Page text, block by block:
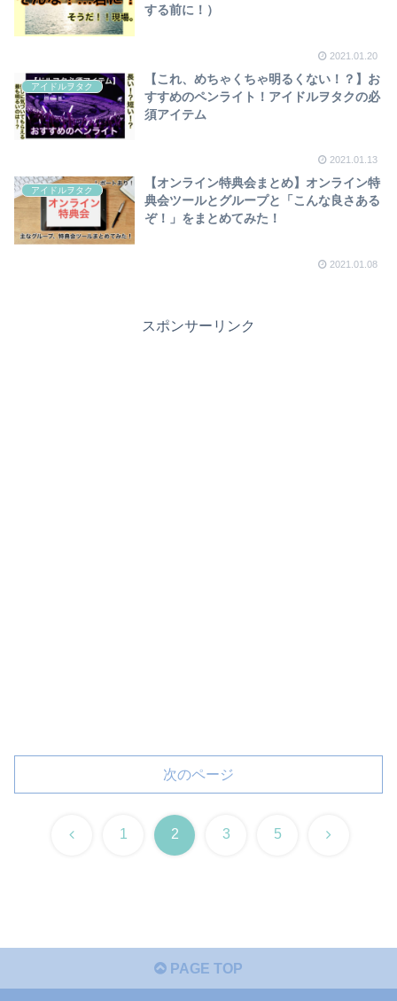
する前に！）
2021.01.20
アイドルヲタク
【これ、めちゃくちゃ明るくない！？】お
すすめのペンライト！アイドルヲタクの必
須アイテム
2021.01.13
アイドルヲタク
【オンライン特典会まとめ】オンライン特
典会ツールとグループと「こんな良さある
ぞ！」をまとめてみた！
2021.01.08
スポンサーリンク
次のページ
前 1 2 3 5 次
PAGE TOP